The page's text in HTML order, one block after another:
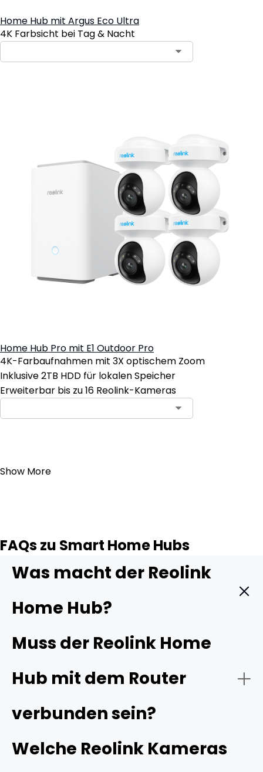
Home Hub mit Argus Eco Ultra
4K Farbsicht bei Tag & Nacht
Home Hub Pro mit E1 Outdoor Pro
4K-Farbaufnahmen mit 3X optischem Zoom
Inklusive 2TB HDD für lokalen Speicher
Erweiterbar bis zu 16 Reolink-Kameras
Show More
FAQs zu Smart Home Hubs
Was macht der Reolink
Home Hub?
Der Reolink Home Hub ist ein zentrales Steuergerät, das
die Verwaltung und Integration verschiedener Reolink-
Hauptsteuerzentrale und sorgt für die Kommunikation
Home Hub-Serie von Reolink bietet sichere lokale
Speichermöglichkeiten mittels microSD-Karten und
Verschlüsselung und Alarme.
Muss der Reolink Home
Hub mit dem Router
verbunden sein?
Welche Reolink Kameras